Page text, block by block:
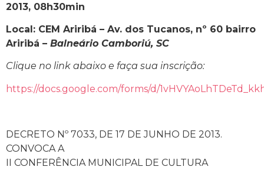
2013, 08h30min
Local: CEM Ariribá – Av. dos Tucanos, nº 60 bairro
Ariribá – Balneário Camboriú, SC
Clique no link abaixo e faça sua inscrição:
https://docs.google.com/forms/d/
DECRETO Nº 7033, DE 17 DE JUNHO DE 2013.
CONVOCA A
II CONFERÊNCIA MUNICIPAL DE CULTURA